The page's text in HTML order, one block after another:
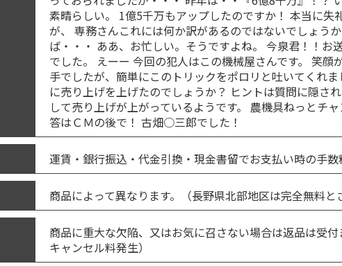
素晴らしい。 1億5千万もアップしたのですか！ 本当に失
が、 専務さんこれには何か訳があるのではないでしょう
ば・・・ ああ、お忙しい。そうですよね。 今泉君！！お
でした。 えーー 今回の犯人はこの機械屋さんです。 笑顔
手でしたが、簡単にこのトリックをポロリと吐いてくれ
に売り上げを上げたのでしょうか？ ヒントは質問に隠さ
して売り上げが上がっているようです。 農機具ねっとチ
答はＣＭの後で！ 古畑○三郎でした！
運賃・銀行振込・代金引換・現金書留でお支払い時の手数
商品によって異なります。（長野県北部地区は完全無料と
商品に重大な欠陥、又はお気に召さない場合は返品は受
キャンセル料発生）